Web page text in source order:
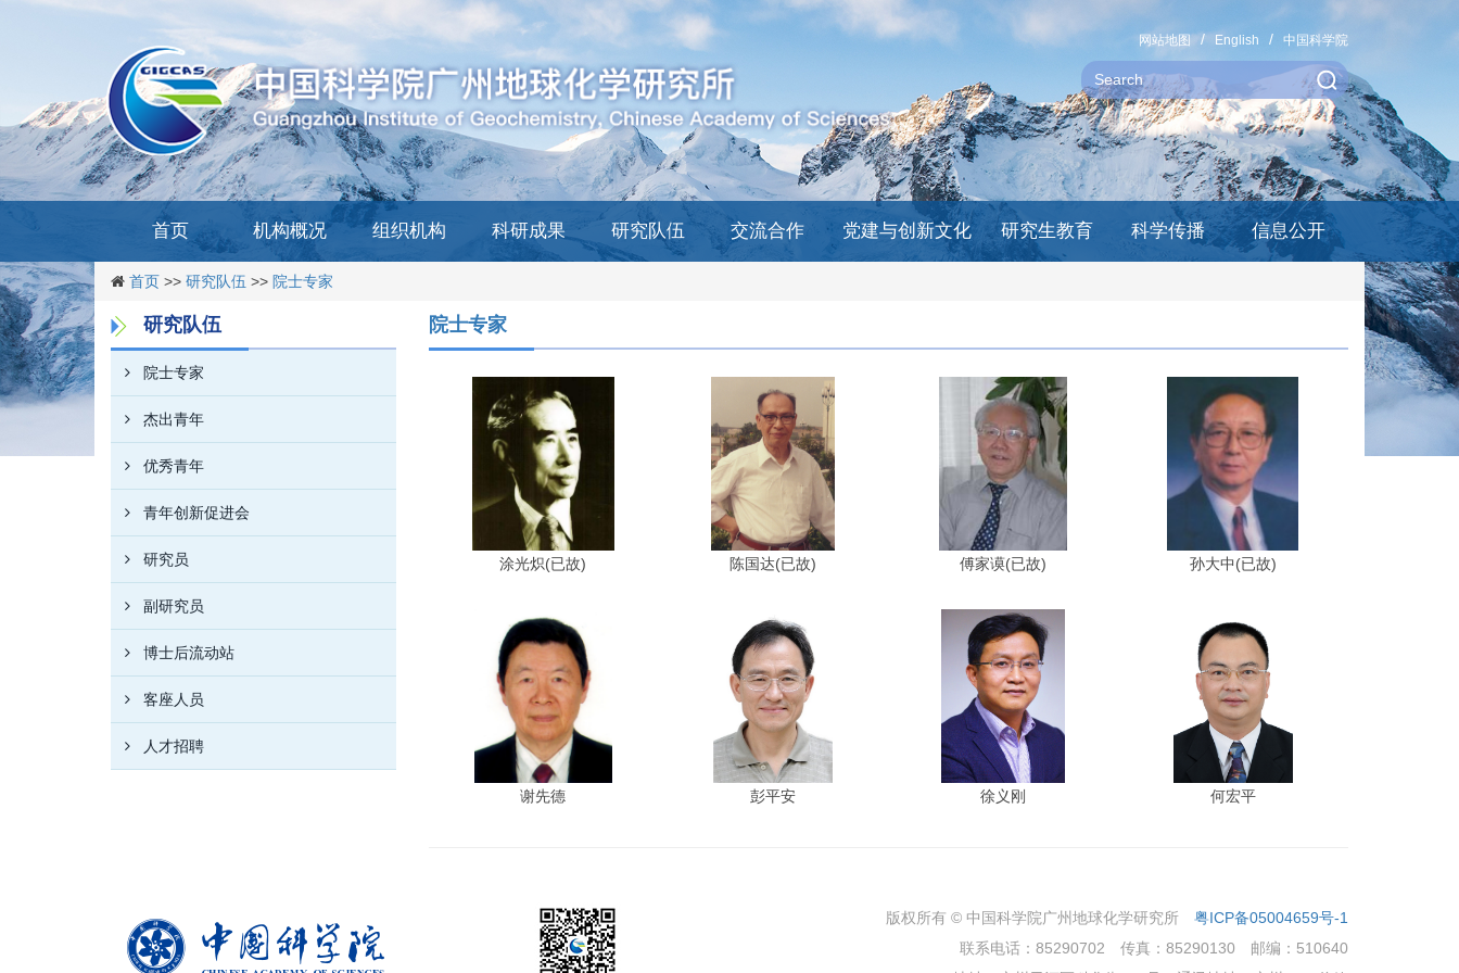
网站地图 English 中国科学院
首页 机构概况 组织机构 科研成果 研究队伍 交流合作 党建与创新文化 研究生教育 科学传播 信息公开
首页 >> 研究队伍 >> 院士专家
研究队伍
院士专家
杰出青年
优秀青年
青年创新促进会
研究员
副研究员
博士后流动站
客座人员
人才招聘
院士专家
涂光炽(已故) 陈国达(已故) 傅家谟(已故) 孙大中(已故)
谢先德 彭平安 徐义刚 何宏平
版权所有 © 中国科学院广州地球化学研究所
粤ICP备05004659号-1
联系电话：85290702
传真：85290130
邮编：510640